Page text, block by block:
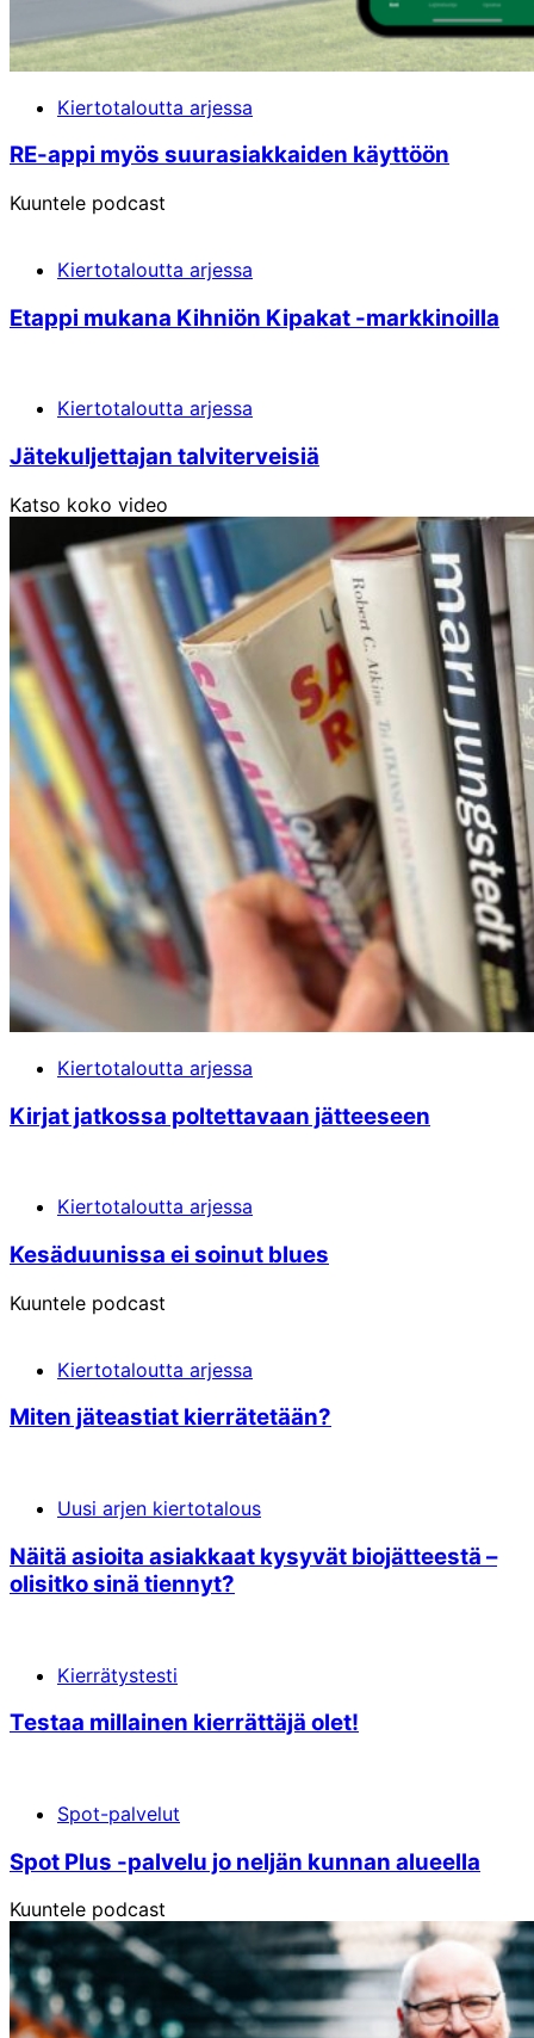
Kiertotaloutta arjessa
RE-appi myös suur­asiakkai­den käyttöön
Kuuntele podcast
Kiertotaloutta arjessa
Etappi mukana Kihniön Kipakat -markkinoilla
Kiertotaloutta arjessa
Jätekuljettajan talviterveisiä
Katso koko video
Kiertotaloutta arjessa
Kirjat jatkossa poltettavaan jätteeseen
Kiertotaloutta arjessa
Kesä­duunissa ei soinut blues
Kuuntele podcast
Kiertotaloutta arjessa
Miten jäte­astiat kierrätetään?
Uusi arjen kiertotalous
Näitä asioita asiakkaat kysyvät bio­jätteestä –
olisitko sinä tiennyt?
Kierrätystesti
Testaa millainen kierrättäjä olet!
Spot-palvelut
Spot Plus -palvelu jo neljän kunnan alueella
Kuuntele podcast